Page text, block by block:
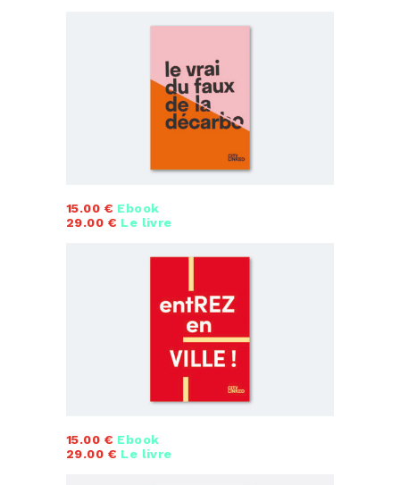
15.00 € Ebook
29.00 € Le livre
15.00 € Ebook
29.00 € Le livre